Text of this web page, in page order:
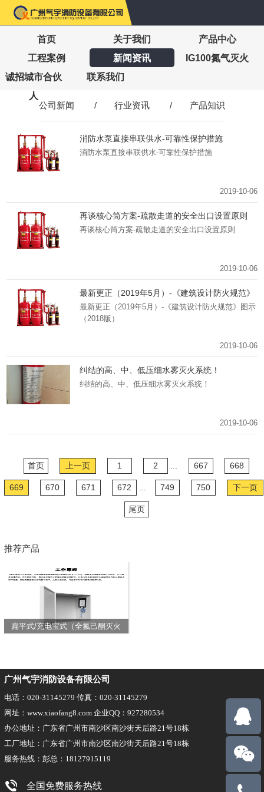
首页 关于我们
产品中心
工程案例
新闻资讯
IG100氮气灭火
诚招城市合伙
人
联系我们
公司新闻 / 行业资讯 / 产品知识
消防水泵直接串联供水-可靠性保护措施
消防水泵直接串联供水-可靠性保护措施
2019-10-06
再谈核心筒方案-疏散走道的安全出口设置原则
再谈核心筒方案-疏散走道的安全出口设置原则
2019-10-06
最新更正（2019年5月）-《建筑设计防火规范》
图示（2018版）
最新更正（2019年5月）-《建筑设计防火规范》图示
（2018版）
2019-10-06
纠结的高、中、低压细水雾灭火系统！
纠结的高、中、低压细水雾灭火系统！
2019-10-06
首页 上一页 1 2 667 668
669 670 671 672 749 750 下一页
尾页
推荐产品
扁平式/充电宝式（全氟己酮灭火
广州气宇消防设备有限公司
电话：020-31145279 传真：020-31145279
网址：www.xiaofang8.com 企业QQ：927280534
办公地址：广东省广州市南沙区南沙街天后路21号18栋
工厂地址：广东省广州市南沙区南沙街天后路21号18栋
服务热线：彭总：18127915119
全国免费服务热线